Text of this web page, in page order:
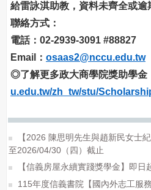
給雷詠淇助教，資料未齊全或逾
聯絡方式：
電話：02-2939-3091 #88827
Email： osaas2@nccu.edu.tw
◎了解更多政大商學院獎助學金
u.edu.tw/zh_tw/stu/
【2026 陳思明先生與趙新民女士
至2026/04/30（四）截止
【信義房屋永續實踐獎學金】即日
115年度信義書院【國內外志工服